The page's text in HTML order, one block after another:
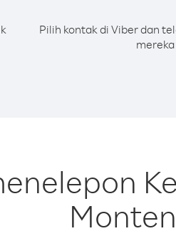
Pilih kontak di Viber dan
mereka